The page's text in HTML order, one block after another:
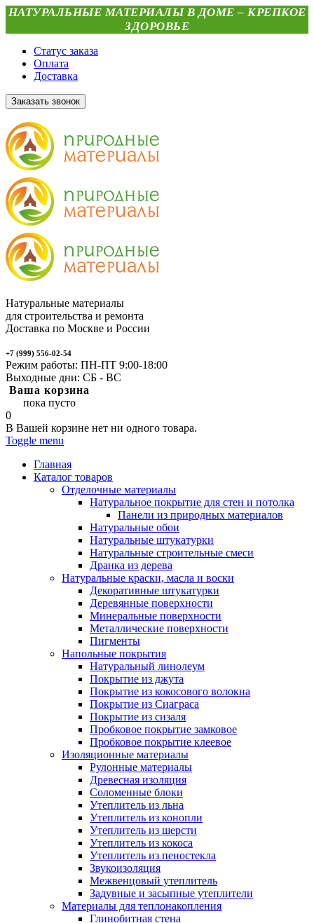
НАТУРАЛЬНЫЕ МАТЕРИАЛЫ В ДОМЕ – КРЕПКОЕ
ЗДОРОВЬЕ
Статус заказа
Оплата
Доставка
Заказать звонок
Натуральные материалы
для строительства и ремонта
Доставка по Москве и России
+7 (999) 556-02-54
Режим работы: ПН-ПТ 9:00-18:00
Выходные дни: СБ - ВС
Ваша корзина
пока пусто
0
В Вашей корзине нет ни одного товара.
Toggle menu
Главная
Каталог товаров
Отделочные материалы
Натуральное покрытие для стен и потолка
Панели из природных материалов
Натуральные обои
Натуральные штукатурки
Натуральные строительные смеси
Дранка из дерева
Натуральные краски, масла и воски
Декоративные штукатурки
Деревянные поверхности
Минеральные поверхности
Металлические поверхности
Пигменты
Напольные покрытия
Натуральный линолеум
Покрытие из джута
Покрытие из кокосового волокна
Покрытие из Сиаграса
Покрытие из сизаля
Пробковое покрытие замковое
Пробковое покрытие клеевое
Изоляционные материалы
Рулонные материалы
Древесная изоляция
Соломенные блоки
Утеплитель из льна
Утеплитель из конопли
Утеплитель из шерсти
Утеплитель из кокоса
Утеплитель из пеностекла
Звукоизоляция
Межвенцовый утеплитель
Задувные и засыпные утеплители
Материалы для теплонакопления
Глинобитная стена